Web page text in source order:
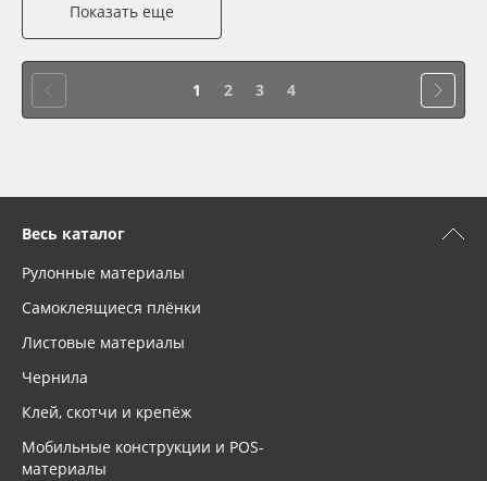
Показать еще
1 2 3 4
Весь каталог
Рулонные материалы
Самоклеящиеся плёнки
Листовые материалы
Чернила
Клей, скотчи и крепёж
Мобильные конструкции и POS-
материалы